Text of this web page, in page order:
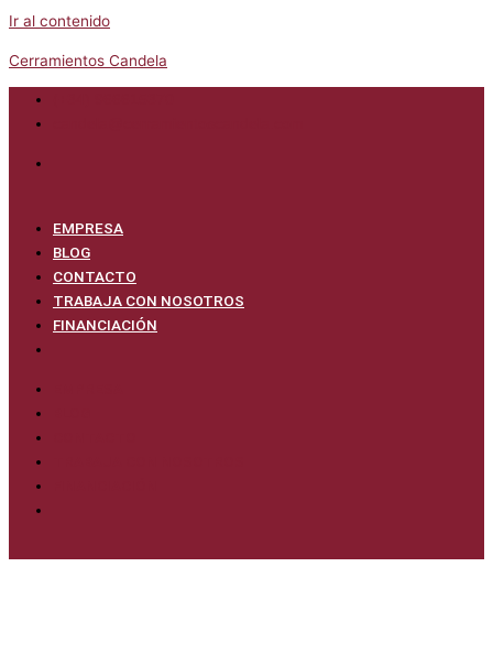
Ir al contenido
Cerramientos Candela
EMPRESA
BLOG
CONTACTO
TRABAJA CON NOSOTROS
FINANCIACIÓN